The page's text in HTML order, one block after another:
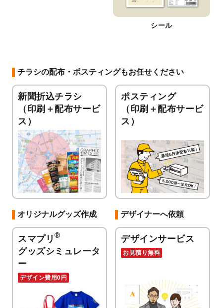
シール
チラシの配布・ポスティングもお任せください
新聞折込チラシ
（印刷＋配布サービ
ス）
ポスティング
（印刷＋配布サービ
ス）
オリジナルグッズ作成
スマプリ ®
グッズシミュレータ
ー
デザイン費用0円
デザイナーへ依頼
デザインサービス
お見積り無料